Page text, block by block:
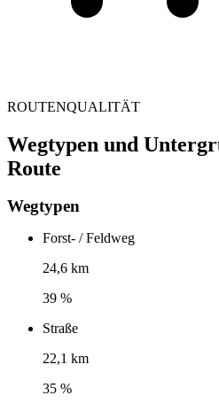
ROUTENQUALITÄT
Wegtypen und
Route
Wegtypen
Forst- / Feldweg
24,6 km
39 %
Straße
22,1 km
35 %